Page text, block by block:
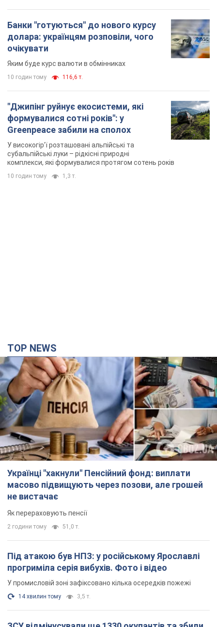
Банки "готуються" до нового курсу
долара: українцям розповіли, чого
очікувати
Яким буде курс валюти в обмінниках
10 годин тому 116,6 т.
"Джипінг руйнує екосистеми, які
формувалися сотні років": у
Greenpeace забили на сполох
У високогір'ї розташовані альпійські та
субальпійські луки – рідкісні природні
комплекси, які формувалися протягом сотень років
10 годин тому 1,3 т.
TOP NEWS
Українці "хакнули" Пенсійний фонд: виплати
масово підвищують через позови, але грошей
не вистачає
Як перераховують пенсії
2 години тому 51,0 т.
Під атакою був НПЗ: у російському Ярославлі
прогриміла серія вибухів. Фото і відео
У промисловій зоні зафіксовано кілька осередків пожежі
14 хвилин тому 3,5 т.